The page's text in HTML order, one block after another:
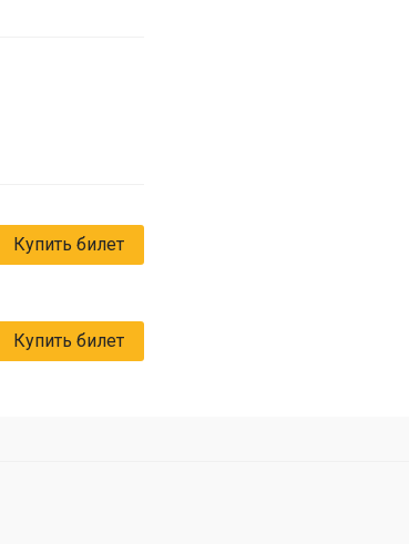
Купить билет
Купить билет